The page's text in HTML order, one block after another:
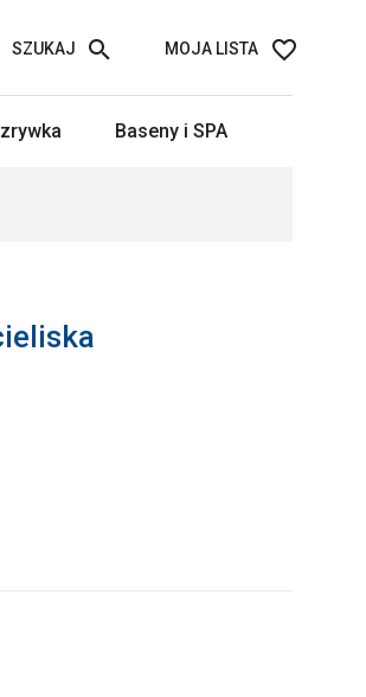
MOJA LISTA
SZUKAJ
Baseny i SPA